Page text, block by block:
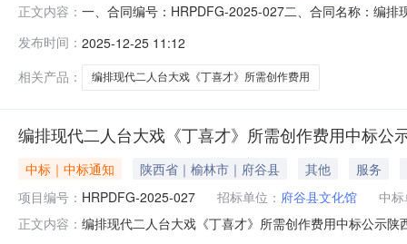
正文内容： 一、合同编号：HRPDFG-2025-027二、合同名称：编
林高新技术产业园区联系方式：18292226252六、合同
发布时间： 2025-12-25 11:12
相关产品：
编排现代二人台大戏《丁喜才》所需创作费用
编排现代二人台大戏《丁喜才》所需创作费用中标公
中标｜中标通知 陕西省｜榆林市｜府谷县 其他
服务
项目编号： HRPDFG-2025-027 招标单位： 府谷县文化馆
中
正文内容： 编排现代二人台大戏《丁喜才》所需创作费用中标公示